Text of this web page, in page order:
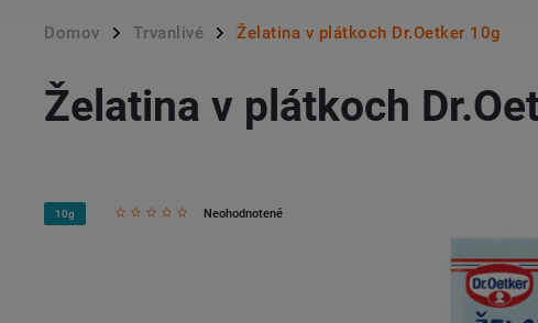
Domov / Trvanlivé / Želatina v plátkoch Dr.Oetker 10g
Želatina v plátkoch
10g Neohodnotené